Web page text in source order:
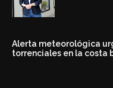
Alerta meteorológica
torrenciales en la costa